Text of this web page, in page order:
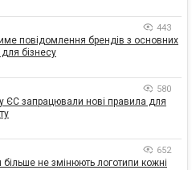
443
повідомлення брендів з основних
бізнесу
580
ЄС запрацювали нові правила для
652
не змінюють логотипи кожні